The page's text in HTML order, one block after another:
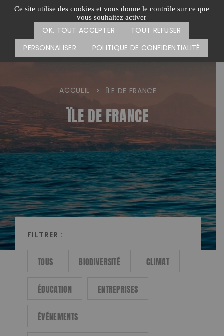
Ce site utilise des cookies et vous donne le contrôle sur ce que
vous souhaitez activer
OK, TOUT ACCEPTER
TOUT REFUSER
PERSONNALISER
POLITIQUE DE CONFIDENTIALITÉ
Passer
Menu
CARTE DES ACTIONS FAIRE UN DON
ACCUEIL > ÏLE DE FRANCE
ÏLE DE FRANCE
FILTRER :
TOUS BIODIVERSITÉ CLIMAT
ÉDUCATION ENTREPRISES
ÉVÉNEMENTS